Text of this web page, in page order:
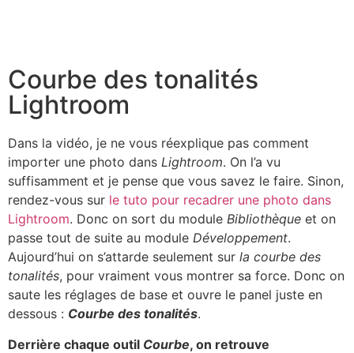
Courbe des tonalités
Lightroom
Dans la vidéo, je ne vous réexplique pas comment
importer une photo dans Lightroom. On l’a vu
suffisamment et je pense que vous savez le faire. Sinon,
rendez-vous sur le tuto pour recadrer une photo dans
Lightroom. Donc on sort du module Bibliothèque et on
passe tout de suite au module Développement.
Aujourd’hui on s’attarde seulement sur la courbe des
tonalités, pour vraiment vous montrer sa force. Donc on
saute les réglages de base et ouvre le panel juste en
dessous : Courbe des tonalités.
Derrière chaque outil Courbe, on retrouve